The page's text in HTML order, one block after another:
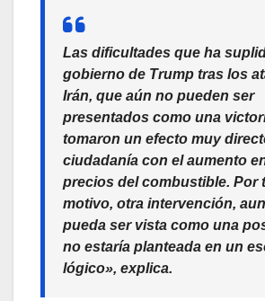
Las dificultades que ha
gobierno de Trump tras los
Irán, que aún no pueden ser
presentados como una
tomaron un efecto muy
ciudadanía con el aumento
precios del combustible. Por
motivo, otra intervención,
pueda ser vista como una
no estaría planteada en un
lógico», explica.